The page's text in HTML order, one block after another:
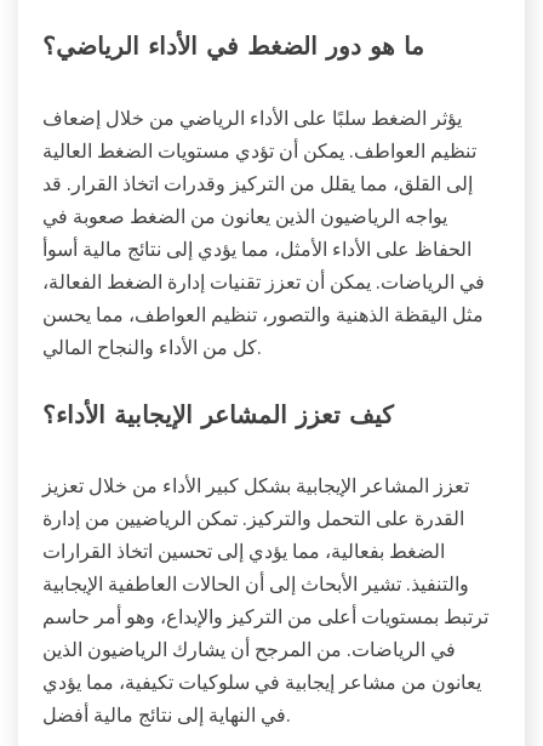
ما هو دور الضغط في الأداء الرياضي؟
يؤثر الضغط سلبًا على الأداء الرياضي من خلال إضعاف
تنظيم العواطف. يمكن أن تؤدي مستويات الضغط العالية
إلى القلق، مما يقلل من التركيز وقدرات اتخاذ القرار. قد
يواجه الرياضيون الذين يعانون من الضغط صعوبة في
الحفاظ على الأداء الأمثل، مما يؤدي إلى نتائج مالية أسوأ
في الرياضات. يمكن أن تعزز تقنيات إدارة الضغط الفعالة،
مثل اليقظة الذهنية والتصور، تنظيم العواطف، مما يحسن
كل من الأداء والنجاح المالي.
كيف تعزز المشاعر الإيجابية الأداء؟
تعزز المشاعر الإيجابية بشكل كبير الأداء من خلال تعزيز
القدرة على التحمل والتركيز. تمكن الرياضيين من إدارة
الضغط بفعالية، مما يؤدي إلى تحسين اتخاذ القرارات
والتنفيذ. تشير الأبحاث إلى أن الحالات العاطفية الإيجابية
ترتبط بمستويات أعلى من التركيز والإبداع، وهو أمر حاسم
في الرياضات. من المرجح أن يشارك الرياضيون الذين
يعانون من مشاعر إيجابية في سلوكيات تكيفية، مما يؤدي
في النهاية إلى نتائج مالية أفضل.